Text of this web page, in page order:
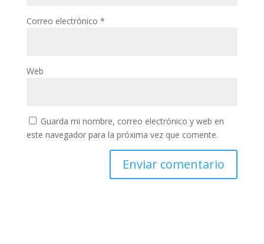
Correo electrónico *
Web
Guarda mi nombre, correo electrónico y web en
este navegador para la próxima vez que comente.